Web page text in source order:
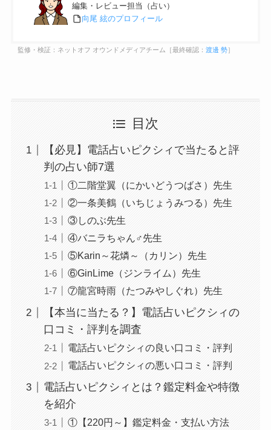
編集・レビュー担当（占い）
向尾 絃のプロフィール
監修・検証：ネットオフ オウンドメディアチーム［最終確認： 渡邊 勢］
目次
【必見】電話占いピクシィで当たると評
判の占い師7選
①二階堂翼（にかいどうつばさ）先生
②一条美鶴（いちじょうみつる）先生
③しのぶ先生
④バニラちゃん♂先生
⑤Karin～花燐～（カリン）先生
⑥GinLime（ジンライム）先生
⑦龍宮時雨（たつみやしぐれ）先生
【本当に当たる？】電話占いピクシィの
口コミ・評判を調査
電話占いピクシィの良い口コミ・評判
電話占いピクシィの悪い口コミ・評判
電話占いピクシィとは？鑑定料金や特徴
を紹介
①【220円～】鑑定料金・支払い方法